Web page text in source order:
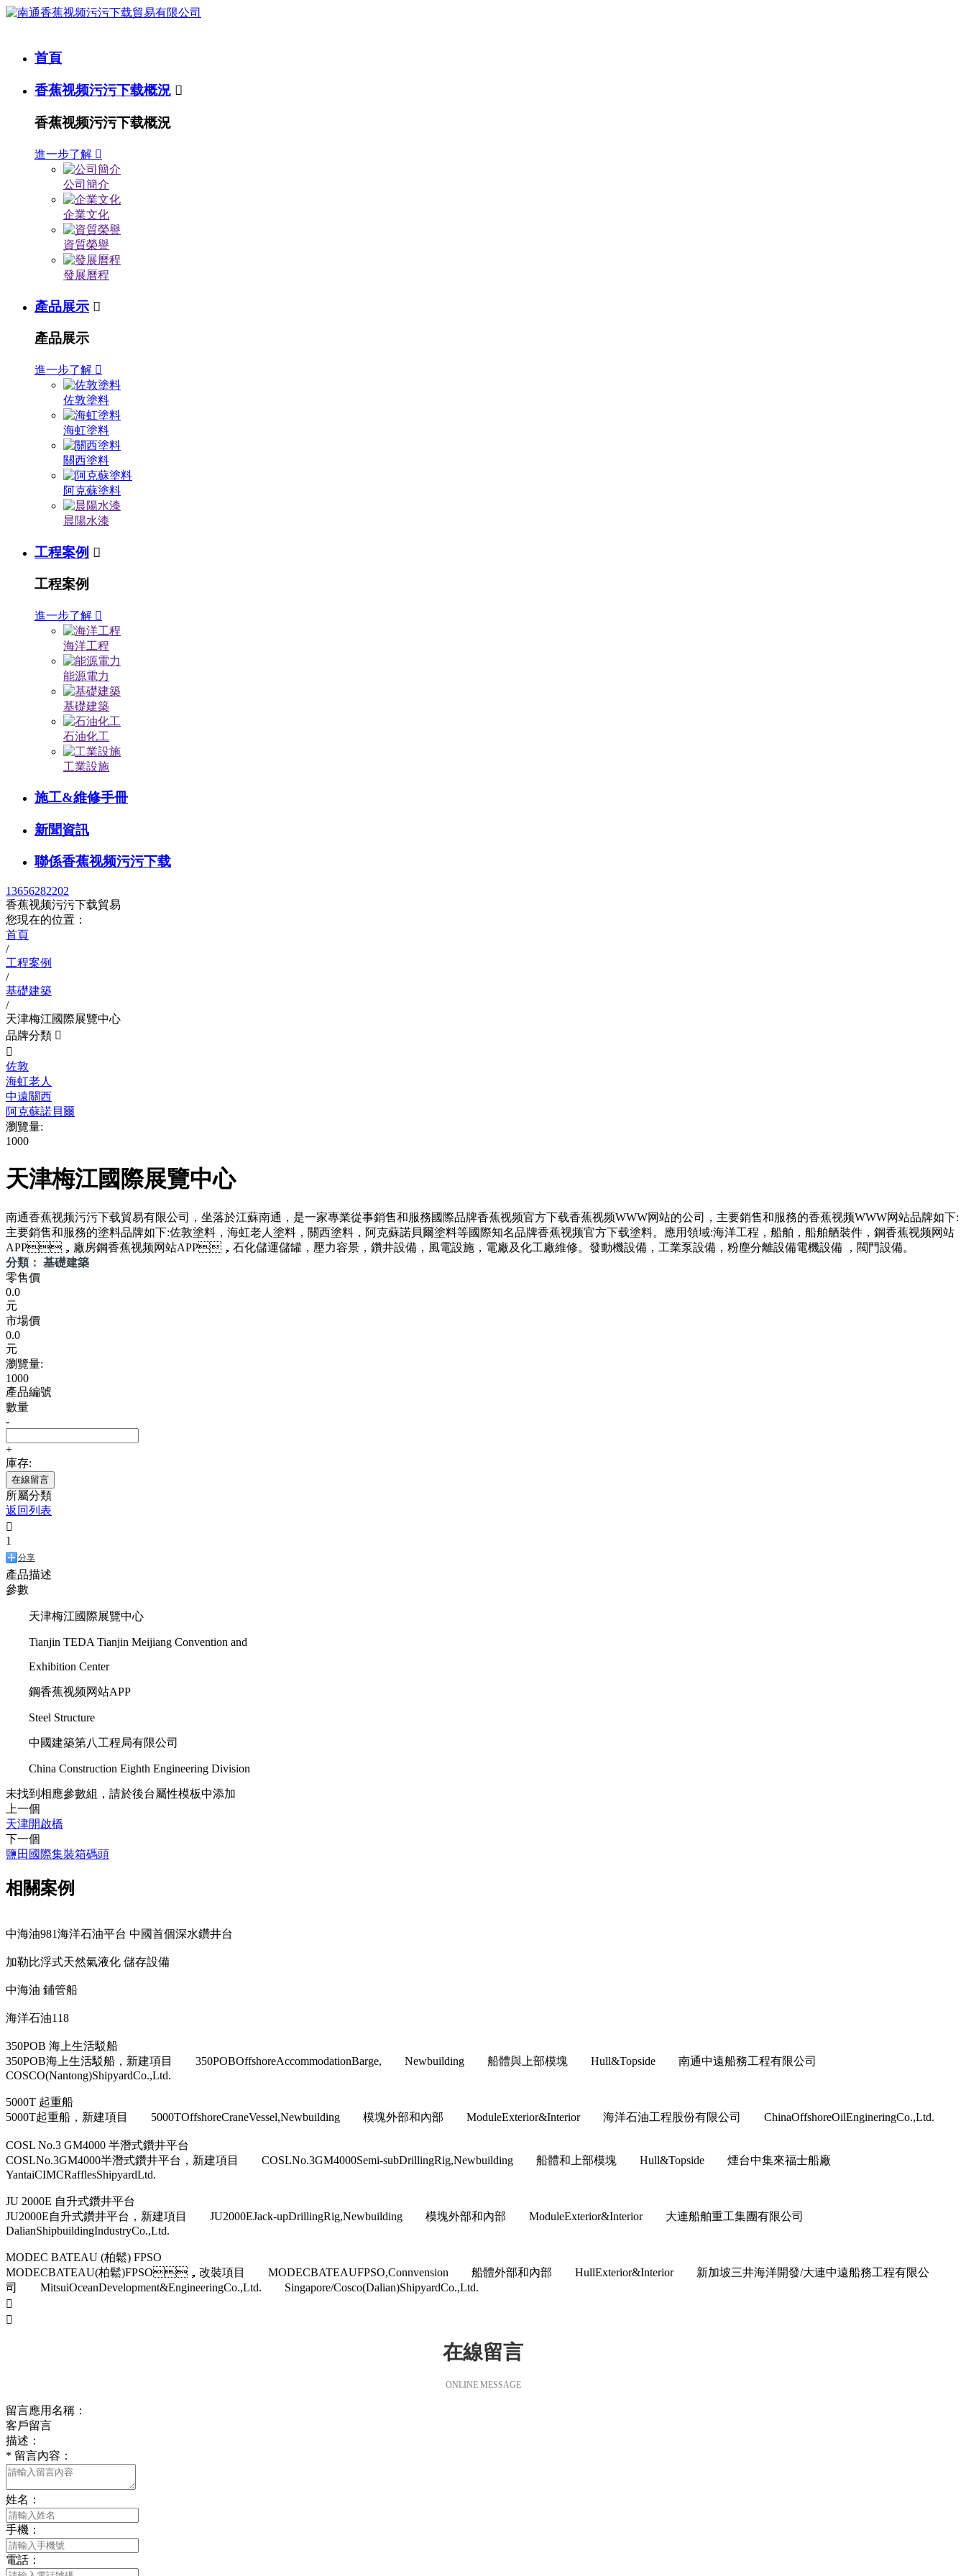
首頁
香蕉视频污污下载概況 
香蕉视频污污下载概況
進一步了解 
公司簡介
企業文化
資質榮譽
發展曆程
產品展示 
產品展示
進一步了解 
佐敦塗料
海虹塗料
關西塗料
阿克蘇塗料
晨陽水漆
工程案例 
工程案例
進一步了解 
海洋工程
能源電力
基礎建築
石油化工
工業設施
施工&維修手冊
新聞資訊
聯係香蕉视频污污下载
13656282202
香蕉视频污污下载貿易
您現在的位置：
首頁
/
工程案例
/
基礎建築
/
天津梅江國際展覽中心
品牌分類 

佐敦
海虹老人
中遠關西
阿克蘇諾貝爾
瀏覽量:
1000
天津梅江國際展覽中心
南通香蕉视频污污下载貿易有限公司，坐落於江蘇南通，是一家專業從事銷售和服務國際品牌香蕉视频官方下载香蕉视频WWW网站的公司，主要銷售和服務的香蕉视频WWW网站品牌如下:
主要銷售和服務的塗料品牌如下:佐敦塗料，海虹老人塗料，關西塗料，阿克蘇諾貝爾塗料等國際知名品牌香蕉视频官方下载塗料。應用領域:海洋工程，船舶，船舶舾裝件，鋼香蕉视频网站
APP，廠房鋼香蕉视频网站APP，石化儲運儲罐，壓力容景，鑽井設備，風電設施，電廠及化工廠維修。發動機設備，工業泵設備，粉塵分離設備電機設備 ，閥門設備。
分類： 基礎建築
零售價
0.0
元
市場價
0.0
元
瀏覽量:
1000
產品編號
數量
-
+
庫存:
在線留言
所屬分類
返回列表

1
分享
產品描述
參數
天津梅江國際展覽中心
Tianjin TEDA Tianjin Meijiang Convention and
Exhibition Center
鋼香蕉视频网站APP
Steel Structure
中國建築第八工程局有限公司
China Construction Eighth Engineering Division
未找到相應參數組，請於後台屬性模板中添加
上一個
天津開啟橋
下一個
鹽田國際集裝箱碼頭
相關案例
中海油981海洋石油平台 中國首個深水鑽井台
加勒比浮式天然氣液化 儲存設備
中海油 鋪管船
海洋石油118
350POB 海上生活駁船
350POB海上生活駁船，新建項目 350POBOffshoreAccommodationBarge, Newbuilding 船體與上部模塊 Hull&Topside 南通中遠船務工程有限公司
COSCO(Nantong)ShipyardCo.,Ltd.
5000T 起重船
5000T起重船，新建項目 5000TOffshoreCraneVessel,Newbuilding 模塊外部和內部 ModuleExterior&Interior 海洋石油工程股份有限公司 ChinaOffshoreOilEngineringCo.,Ltd.
COSL No.3 GM4000 半潛式鑽井平台
COSLNo.3GM4000半潛式鑽井平台，新建項目 COSLNo.3GM4000Semi-subDrillingRig,Newbuilding 船體和上部模塊 Hull&Topside 煙台中集來福士船廠
YantaiCIMCRafflesShipyardLtd.
JU 2000E 自升式鑽井平台
JU2000E自升式鑽井平台，新建項目 JU2000EJack-upDrillingRig,Newbuilding 模塊外部和內部 ModuleExterior&Interior 大連船舶重工集團有限公司
DalianShipbuildingIndustryCo.,Ltd.
MODEC BATEAU (柏鬆) FPSO
MODECBATEAU(柏鬆)FPSO，改裝項目 MODECBATEAUFPSO,Connvension 船體外部和內部 HullExterior&Interior 新加坡三井海洋開發/大連中遠船務工程有限公
司 MitsuiOceanDevelopment&EngineeringCo.,Ltd. Singapore/Cosco(Dalian)ShipyardCo.,Ltd.


在線留言
ONLINE MESSAGE
留言應用名稱：
客戶留言
描述：
* 留言內容：
姓名：
手機：
電話：